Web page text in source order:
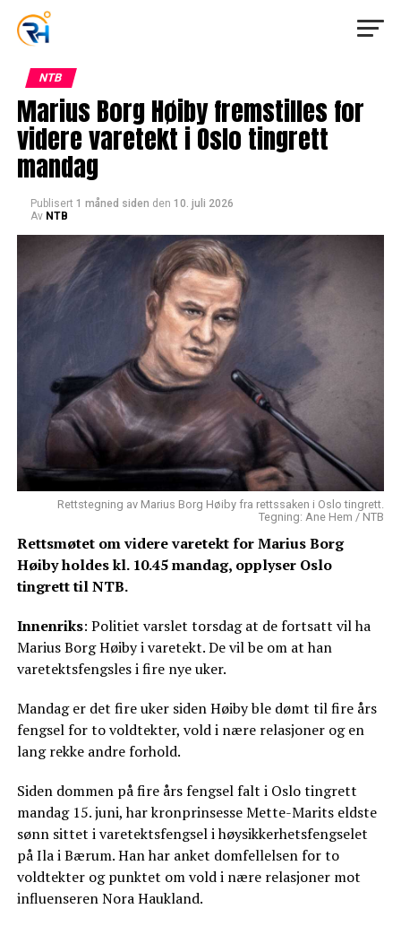
NTB
Marius Borg Høiby fremstilles for
videre varetekt i Oslo tingrett
mandag
Publisert 1 måned siden den 10. juli 2026
Av NTB
Rettstegning av Marius Borg Høiby fra rettssaken i Oslo tingrett.
Tegning: Ane Hem / NTB
Rettsmøtet om videre varetekt for Marius Borg
Høiby holdes kl. 10.45 mandag, opplyser Oslo
tingrett til NTB.
Innenriks: Politiet varslet torsdag at de fortsatt vil ha
Marius Borg Høiby i varetekt. De vil be om at han
varetektsfengsles i fire nye uker.
Mandag er det fire uker siden Høiby ble dømt til fire års
fengsel for to voldtekter, vold i nære relasjoner og en
lang rekke andre forhold.
Siden dommen på fire års fengsel falt i Oslo tingrett
mandag 15. juni, har kronprinsesse Mette-Marits eldste
sønn sittet i varetektsfengsel i høysikkerhetsfengselet
på Ila i Bærum. Han har anket domfellelsen for to
voldtekter og punktet om vold i nære relasjoner mot
influenseren Nora Haukland.